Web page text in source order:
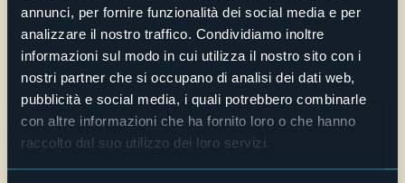
annunci, per fornire funzionalità dei social media e per
analizzare il nostro traffico. Condividiamo inoltre
informazioni sul modo in cui utilizza il nostro sito con i
nostri partner che si occupano di analisi dei dati web,
pubblicità e social media, i quali potrebbero combinarle
con altre informazioni che ha fornito loro o che hanno
raccolto dal suo utilizzo dei loro servizi.